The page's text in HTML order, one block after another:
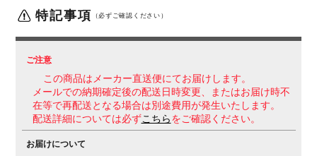
肘タイプ 肘なし
(50mmストローク)・オートフィットシンクロロッキン
グ バランスをとりやすい反力特性に自動的に調整しま
す。 ・ロッキング反力簡易調節(5段階)・ロッキング角
度範囲調節(0度、6度、13度、20度)
特記事項 （必ずご確認ください）
ご注意
この商品はメーカー直送便にてお届けします。
メールでの納期確定後の配送日時変更、またはお届け時不
在等で再配送となる場合は別途費用が発生いたします。
配送詳細については必ずこちら をご確認ください。
お届けについて